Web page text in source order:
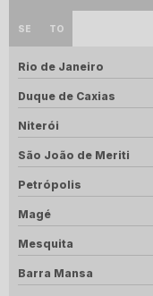
SE TO
Rio de Janeiro
Duque de Caxias
Niterói
São João de Meriti
Petrópolis
Magé
Mesquita
Barra Mansa